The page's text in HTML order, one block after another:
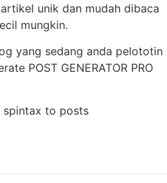
unik dan mudah dibaca
mungkin.
yang sedang anda pelototin
POST GENERATOR PRO